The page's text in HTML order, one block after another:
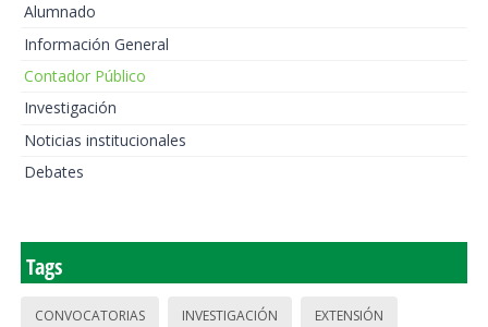
Alumnado
Información General
Contador Público
Investigación
Noticias institucionales
Debates
Tags
CONVOCATORIAS INVESTIGACIÓN EXTENSIÓN